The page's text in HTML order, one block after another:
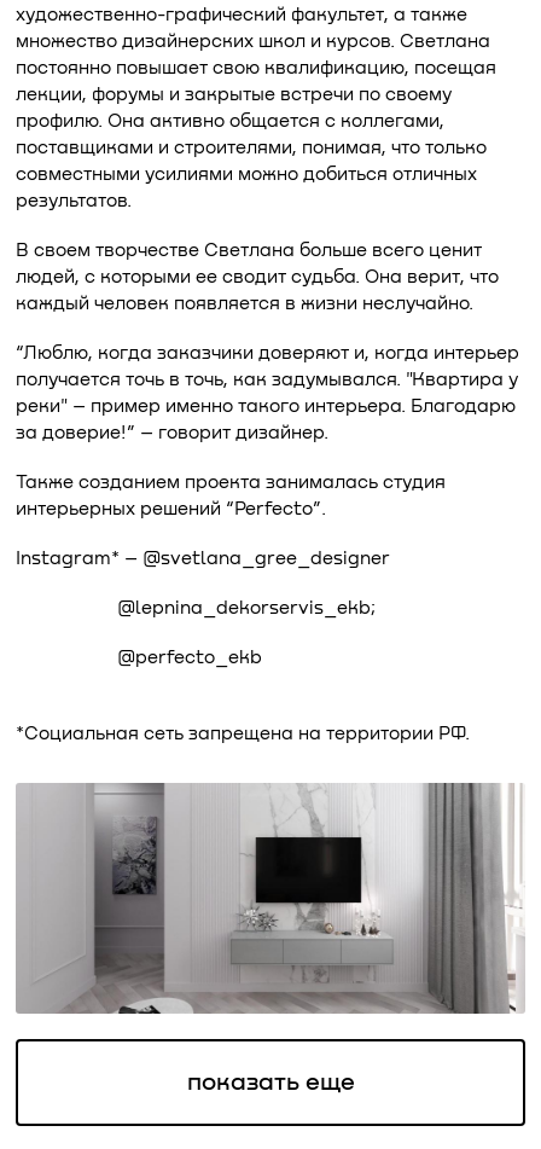
художественно-графический факультет, а также
множество дизайнерских школ и курсов. Светлана
постоянно повышает свою квалификацию, посещая
лекции, форумы и закрытые встречи по своему
профилю. Она активно общается с коллегами,
поставщиками и строителями, понимая, что только
совместными усилиями можно добиться отличных
результатов.
В своем творчестве Светлана больше всего ценит
людей, с которыми ее сводит судьба. Она верит, что
каждый человек появляется в жизни неслучайно.
“Люблю, когда заказчики доверяют и, когда интерьер
получается точь в точь, как задумывался. "Квартира у
реки" – пример именно такого интерьера. Благодарю
за доверие!” – говорит дизайнер.
Также созданием проекта занималась студия
интерьерных решений “Perfecto”.
Instagram* – @svetlana_gree_designer
@lepnina_dekorservis_ekb;
@perfecto_ekb
*Социальная сеть запрещена на территории РФ.
показать еще